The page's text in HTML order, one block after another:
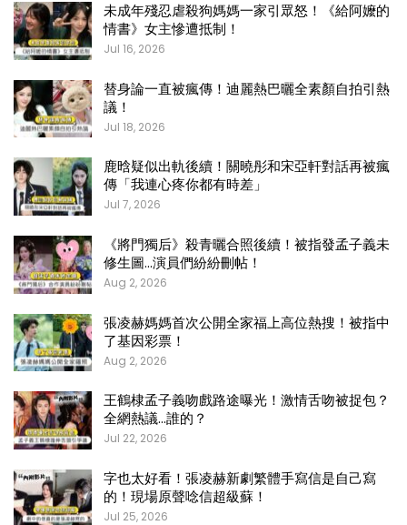
未成年殘忍虐殺狗媽媽一家引眾怒！《給阿嬤的
情書》女主慘遭抵制！
Jul 16, 2026
替身論一直被瘋傳！迪麗熱巴曬全素顏自拍引熱
議！
Jul 18, 2026
鹿晗疑似出軌後續！關曉彤和宋亞軒對話再被瘋
傳「我連心疼你都有時差」
Jul 7, 2026
《將門獨后》殺青曬合照後續！被指發孟子義未
修生圖…演員們紛紛刪帖！
Aug 2, 2026
張凌赫媽媽首次公開全家福上高位熱搜！被指中
了基因彩票！
Aug 2, 2026
王鶴棣孟子義吻戲路途曝光！激情舌吻被捉包？
全網熱議…誰的？
Jul 22, 2026
字也太好看！張凌赫新劇繁體手寫信是自己寫
的！現場原聲唸信超級蘇！
Jul 25, 2026